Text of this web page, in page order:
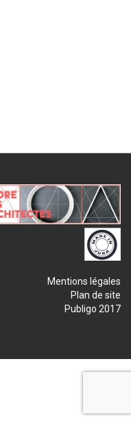
Mentions légales
Plan de site
Publigo 2017